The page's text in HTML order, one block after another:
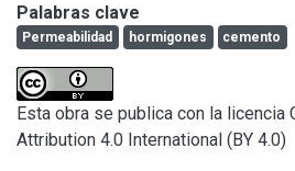
cemento y uso de aditivos, en la
de bajos coeficientes de
convenient water/cement ratio, the
use of additives for the obtention
permeability. Bibliographic
Palabras clave
Permeabilidad hormigones cemento
Esta obra se publica con la licencia
Attribution 4.0 International (BY 4.0)